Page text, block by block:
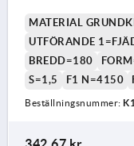
MATERIAL
UTFÖRANDE
BREDD=180
S=1,5
F1 N=4150
Beställningsnummer: